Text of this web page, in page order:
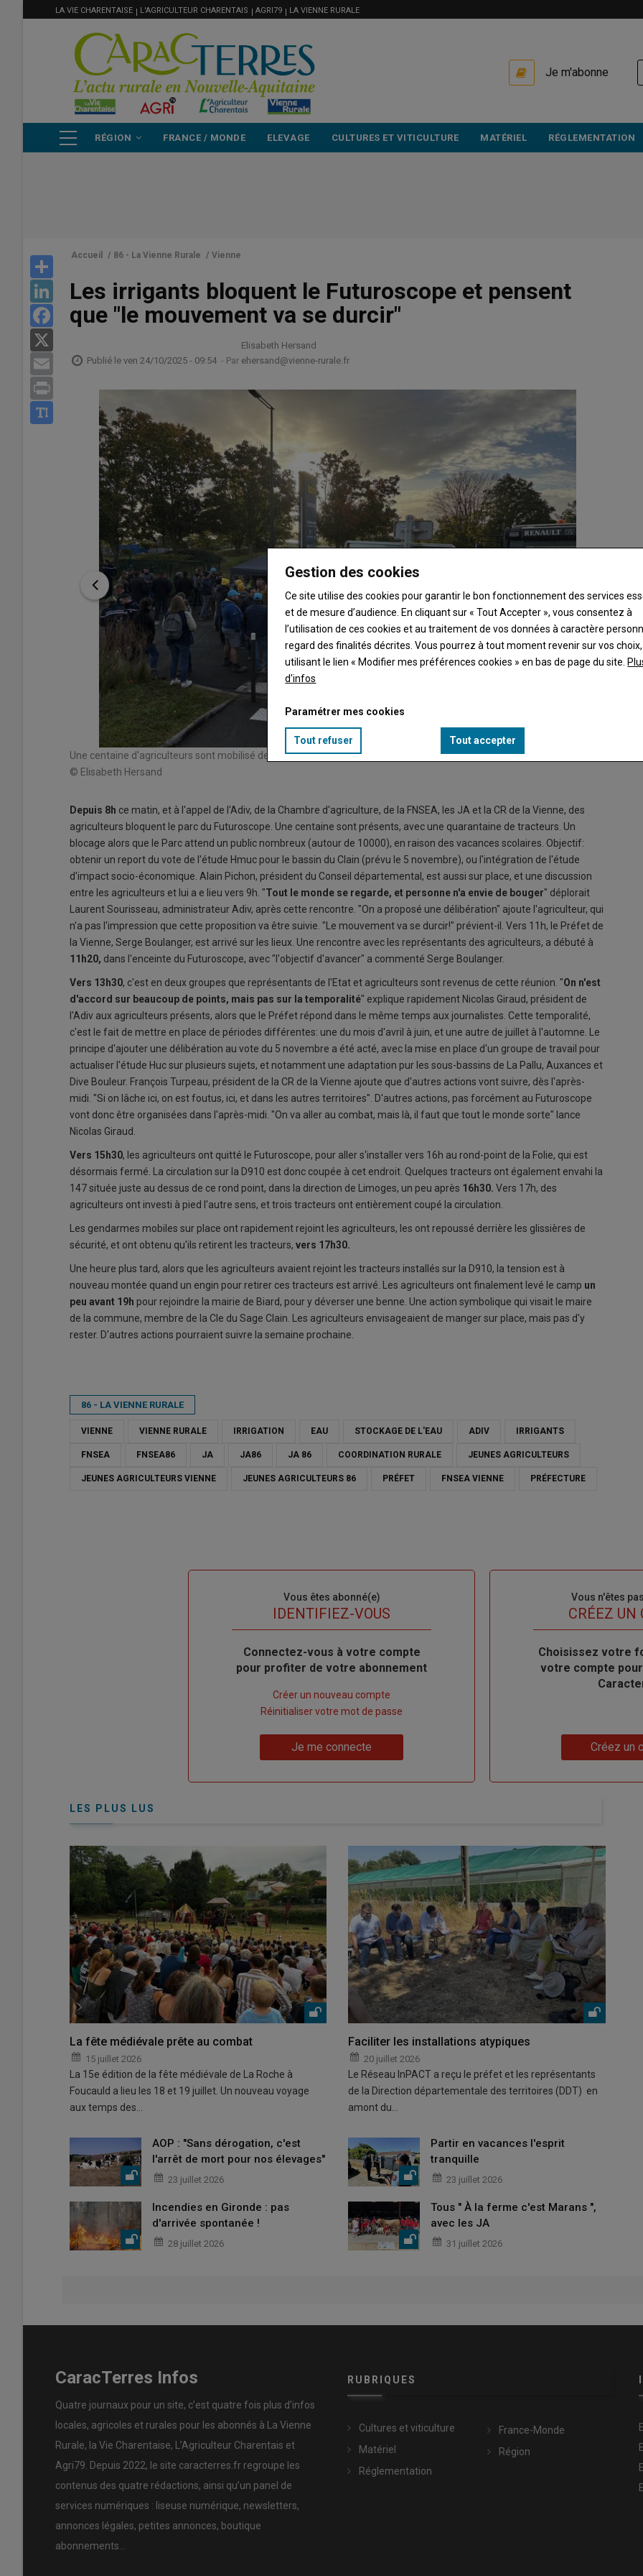
MENU
FILIÈRE
LA VIE CHARENTAISE L'AGRICULTEUR CHARENTAIS AGRI79 LA VIENNE RURALE
Je m'abonne
PRINCIPALE
RÉGION FRANCE / MONDE ELEVAGE CULTURES ET VITICULTURE MATÉRIEL RÉGLEMENTATION
LinkedIn
Facebook
Email
Accueil / 86 - La Vienne Rurale / Vienne
Les irrigants bloquent le Futuroscope et pensent
que "le mouvement va se durcir"
Publié le ven 24/10/2025 - 09:54 - Par
Elisabeth Hersand
ehersand@vienne-rurale.fr
Une centaine d'agriculteurs sont mobilisé depuis 8h ce matin.
© Elisabeth Hersand
Depuis 8h ce matin, et à l'appel de l'Adiv, de la Chambre d'agriculture, de la FNSEA, les JA et la CR de la Vienne, des
agriculteurs bloquent le parc du Futuroscope. Une centaine sont présents, avec une quarantaine de tracteurs. Un
blocage alors que le Parc attend un public nombreux (autour de 10000), en raison des vacances scolaires. Objectif:
obtenir un report du vote de l'étude Hmuc pour le bassin du Clain (prévu le 5 novembre), ou l'intégration de l'étude
d'impact socio-économique. Alain Pichon, président du Conseil départemental, est aussi sur place, et une discussion
entre les agriculteurs et lui a e lieu vers 9h. "Tout le monde se regarde, et personne n'a envie de bouger" déplorait
Laurent Sourisseau, administrateur Adiv, après cette rencontre. "On a proposé une délibération" ajoute l'agriculteur, qui
n'a pas l'impression que cette proposition va être suivie. "Le mouvement va se durcir!" prévient-il. Vers 11h, le Préfet de
la Vienne, Serge Boulanger, est arrivé sur les lieux. Une rencontre avec les représentants des agriculteurs, a débuté à
11h20, dans l'enceinte du Futuroscope, avec "l'objectif d'avancer" a commenté Serge Boulanger.
Vers 13h30, c'est en deux groupes que représentants de l'Etat et agriculteurs sont revenus de cette réunion. "On n'est
d'accord sur beaucoup de points, mais pas sur la temporalité" explique rapidement Nicolas Giraud, président de
l'Adiv aux agriculteurs présents, alors que le Préfet répond dans le même temps aux journalistes. Cette temporalité,
c'est le fait de mettre en place de périodes différentes: une du mois d'avril à juin, et une autre de juillet à l'automne. Le
principe d'ajouter une délibération au vote du 5 novembre a été acté, avec la mise en place d'un groupe de travail pour
actualiser l'étude Huc sur plusieurs sujets, et notamment une adaptation pur les sous-bassins de La Pallu, Auxances et
Dive Bouleur. François Turpeau, président de la CR de la Vienne ajoute que d'autres actions vont suivre, dès l'après-
midi. "Si on lâche ici, on est foutus, ici, et dans les autres territoires". D'autres actions, pas forcément au Futuroscope
vont donc être organisées dans l'après-midi. "On va aller au combat, mais là, il faut que tout le monde sorte" lance
Nicolas Giraud.
Vers 15h30, les agriculteurs ont quitté le Futuroscope, pour aller s'installer vers 16h au rond-point de la Folie, qui est
désormais fermé. La circulation sur la D910 est donc coupée à cet endroit. Quelques tracteurs ont également envahi la
147 située juste au dessus de ce rond point, dans la direction de Limoges, un peu après 16h30. Vers 17h, des
agriculteurs ont investi à pied l'autre sens, et trois tracteurs ont entièrement coupé la circulation.
Les gendarmes mobiles sur place ont rapidement rejoint les agriculteurs, les ont repoussé derrière les glissières de
sécurité, et ont obtenu qu'ils retirent les tracteurs, vers 17h30.
Une heure plus tard, alors que les agriculteurs avaient rejoint les tracteurs installés sur la D910, la tension est à
nouveau montée quand un engin pour retirer ces tracteurs est arrivé. Les agriculteurs ont finalement levé le camp un
peu avant 19h pour rejoindre la mairie de Biard, pour y déverser une benne. Une action symbolique qui visait le maire
de la commune, membre de la Cle du Sage Clain. Les agriculteurs envisageaient de manger sur place, mais pas d'y
rester. D'autres actions pourraient suivre la semaine prochaine.
86 - LA VIENNE RURALE
VIENNE VIENNE RURALE IRRIGATION EAU STOCKAGE DE L'EAU ADIV IRRIGANTS
FNSEA FNSEA86 JA JA86 JA 86 COORDINATION RURALE JEUNES AGRICULTEURS
JEUNES AGRICULTEURS VIENNE JEUNES AGRICULTEURS 86 PRÉFET FNSEA VIENNE PRÉFECTURE
Vous êtes abonné(e)
IDENTIFIEZ-VOUS
Body
Connectez-vous à votre compte
pour profiter de votre abonnement
compte"
Créer un nouveau compte
Réinitialiser votre mot de passe
Je me connecte
Vous n'êtes
TITRECRÉEZ UN
Body
Choisissez votre
votre compte
Créez un
LES PLUS LUS
La fête médiévale prête au combat
15 juillet 2026
La 15e édition de la fête médiévale de La Roche à
Foucauld a lieu les 18 et 19 juillet. Un nouveau voyage
aux temps des…
Faciliter les installations atypiques
20 juillet 2026
Le Réseau InPACT a reçu le préfet et les représentants
de la Direction départementale des territoires (DDT) en
amont du…
AOP : "Sans dérogation, c'est
l'arrêt de mort pour nos élevages"
23 juillet 2026
Partir en vacances l'esprit
tranquille
23 juillet 2026
Incendies en Gironde : pas
d'arrivée spontanée !
28 juillet 2026
Tous " À la ferme c'est Marans ",
avec les JA
31 juillet 2026
CaracTerres Infos
Quatre journaux pour un site, c’est quatre fois plus d’infos
locales, agricoles et rurales pour les abonnés à La Vienne
Rurale, la Vie Charentaise, L’Agriculteur Charentais et
Agri79. Depuis 2022, le site caracterres.fr regroupe les
contenus des quatre rédactions, ainsi qu’un panel de
services numériques : liseuse numérique, newsletters,
annonces légales, petites annonces, boutique
abonnements…
RUBRIQUES
Cultures et viticulture
Matériel
Réglementation
France-Monde
Région
Gestion des cookies
Ce site utilise des cookies pour garantir le bon fonctionnement des services
et de mesure d’audience. En cliquant sur « Tout Accepter », vous consentez à
l’utilisation de ces cookies et au traitement de vos données à caractère
regard des finalités décrites. Vous pourrez à tout moment revenir sur vos
utilisant le lien « Modifier mes préférences cookies » en bas de page du site.
d'infos
Paramétrer mes cookies
Tout refuser Tout accepter